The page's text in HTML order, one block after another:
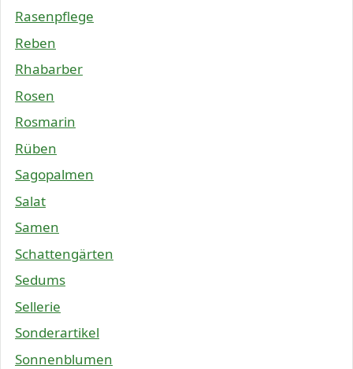
Rasenpflege
Reben
Rhabarber
Rosen
Rosmarin
Rüben
Sagopalmen
Salat
Samen
Schattengärten
Sedums
Sellerie
Sonderartikel
Sonnenblumen